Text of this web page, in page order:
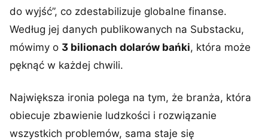
do wyjść”, co zdestabilizuje globalne finanse.
Według jej danych publikowanych na Substacku,
mówimy o 3 bilionach dolarów bańki, która może
pęknąć w każdej chwili.
Największa ironia polega na tym, że branża, która
obiecuje zbawienie ludzkości i rozwiązanie
wszystkich problemów, sama staje się